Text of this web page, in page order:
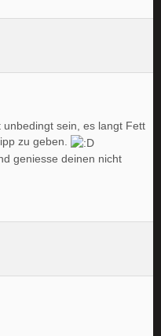
sein, es langt Fett
zu geben.
geniesse deinen nicht